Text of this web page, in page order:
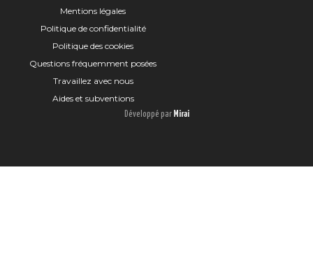
Mentions légales
Politique de confidentialité
Politique des cookies
Questions fréquemment posées
Travaillez avec nous
Aides et subventions
Développé par Mirai